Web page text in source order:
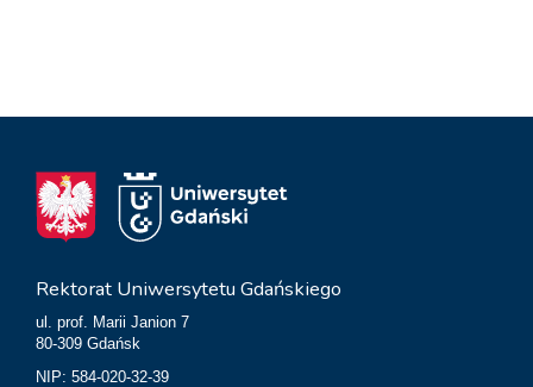
Rektorat Uniwersytetu Gdańskiego
ul. prof. Marii Janion 7
80-309 Gdańsk
NIP: 584-020-32-39